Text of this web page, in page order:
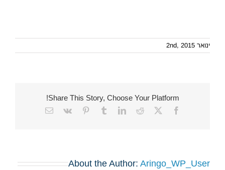
ינואר 2nd, 2015
Share This Story, Choose Your Platform!
Facebook
X
Reddit
LinkedIn
Tumblr
Pinterest
Vk
Email
About the Author: Aringo_WP_User